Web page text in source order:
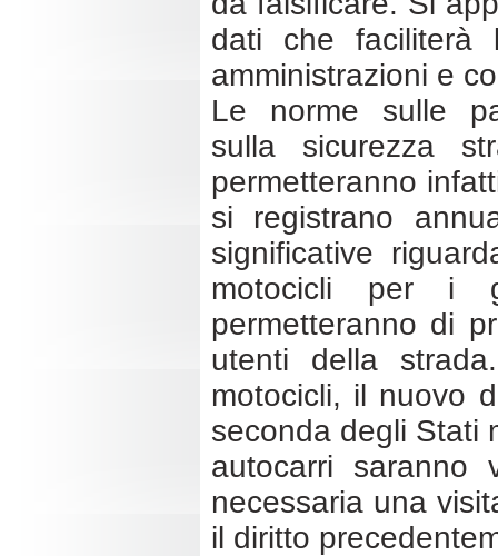
dati che faciliterà
amministrazioni e
Le norme sulle
sulla sicurezza
permetteranno
si registrano
significative
motocicli per i
permetteranno di
utenti della
motocicli, il nuovo
seconda degli Stati
autocarri
necessaria una
il diritto